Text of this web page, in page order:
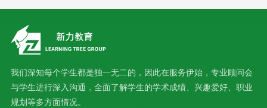
我们深知每个学生都是独一无二的，因此在服务伊始，专业顾问会
与学生进行深入沟通，全面了解学生的学术成绩、兴趣爱好、职业
规划等多方面情况。